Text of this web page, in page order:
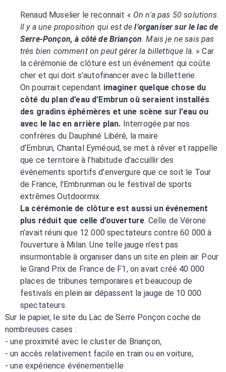
Renaud Muselier le reconnait « On n'a pas 50 solutions.
Il y a une proposition qui est del’organiser sur le lac de
Serre-Ponçon, à côté de Briançon. Mais je ne sais pas
très bien comment on peut gérer la billettique là. » Car
la cérémonie de clôture est un événement qui coûte
cher et qui doit s’autofinancer avec la billetterie.
On pourrait cependant imaginer quelque chose du
côté du plan d’eau d’Embrun où seraient installés
des gradins éphémères et une scène sur l’eau ou
avec le lac en arrière plan. Interrogée par nos
confrères du Dauphiné Libéré, la maire
d’Embrun, Chantal Eyméoud, se met à rêver et rappelle
que ce territoire à l’habitude d’accuillir des
événements sportifs d’envergure que ce soit le Tour
de France, l’Embrunman ou le festival de sports
extrêmes Outdoormix.
La cérémonie de clôture est aussi un événement
plus réduit que celle d’ouverture. Celle de Vérone
n’avait réuni que 12 000 spectateurs contre 60 000 à
l’ouverture à Milan. Une telle jauge n’est pas
insurmontable à organiser dans un site en plein air. Pour
le Grand Prix de France de F1, on avait créé 40 000
places de tribunes temporaires et beaucoup de
festivals en plein air dépassent la jauge de 10 000
spectateurs.
Sur le papier, le site du Lac de Serre Ponçon coche de
nombreuses cases :
- une proximité avec le cluster de Briançon,
- un accès relativement facile en train ou en voiture,
- une expérience événementielle